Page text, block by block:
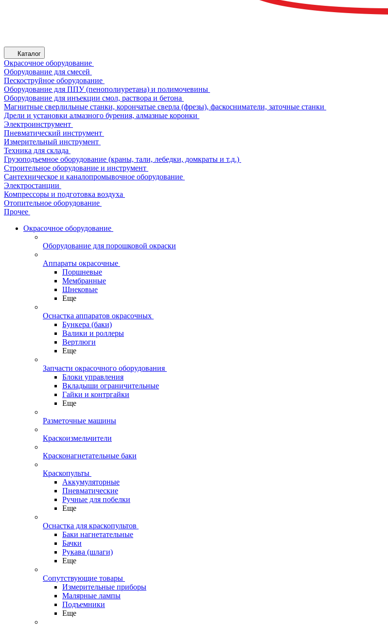
Каталог
Окрасочное оборудование
Оборудование для смесей
Пескоструйное оборудование
Оборудование для ППУ (пенополиуретана) и полимочевины
Оборудование для инъекции смол, раствора и бетона
Магнитные сверлильные станки, корончатые сверла (фрезы), фаскосниматели, заточные станки
Дрели и установки алмазного бурения, алмазные коронки
Электроинструмент
Пневматический инструмент
Измерительный инструмент
Техника для склада
Грузоподъемное оборудование (краны, тали, лебедки, домкраты и т.д.)
Строительное оборудование и инструмент
Сантехническое и каналопромывочное оборудование
Электростанции
Компрессоры и подготовка воздуха
Отопительное оборудование
Прочее
Окрасочное оборудование
Оборудование для порошковой окраски
Аппараты окрасочные
Поршневые
Мембранные
Шнековые
Еще
Оснастка аппаратов окрасочных
Бункера (баки)
Валики и роллеры
Вертлюги
Еще
Запчасти окрасочного оборудования
Блоки управления
Вкладыши ограничительные
Гайки и контргайки
Еще
Разметочные машины
Краскоизмельчители
Красконагнетательные баки
Краскопульты
Аккумуляторные
Пневматические
Ручные для побелки
Еще
Оснастка для краскопультов
Баки нагнетательные
Бачки
Рукава (шлаги)
Еще
Сопутствующие товары
Измерительные приборы
Малярные лампы
Подъемники
Еще